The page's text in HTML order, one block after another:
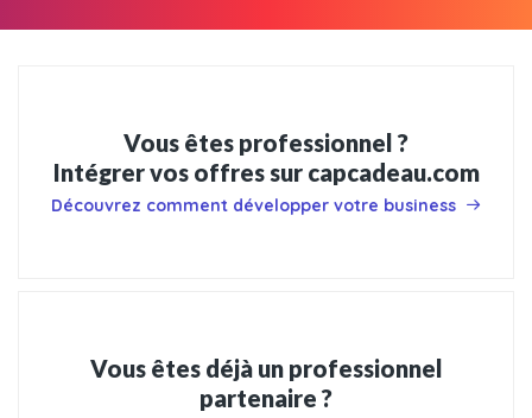
Vous êtes professionnel ?
Intégrer vos offres sur capcadeau.com
Découvrez comment développer votre business
Vous êtes déjà un professionnel
partenaire ?